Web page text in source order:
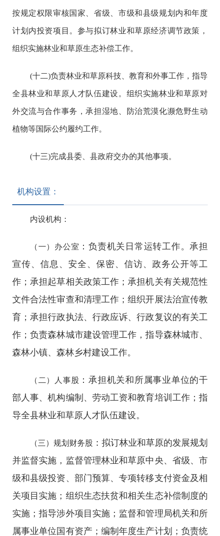
按规定权限审核国家、省级、市级和县级规划内和年度
计划内投资项目。参与拟订林业和草原经济调节政策，
组织实施林业和草原生态补偿工作。
(十二)负责林业和草原科技、教育和外事工作，指导
全县林业和草原人才队伍建设。组织实施林业和草原对
外交流与合作事务，承担湿地、防治荒漠化濒危野生动
植物等国际公约履约工作。
(十三)完成县委、县政府交办的其他事项。
机构设置：
内设机构：
（一）办公室 ：负责机关日常运转工作。承担
宣传、信息、安全、保密、信访、政务公开等工
作；承担起草相关政策工作；承担机关有关规范性
文件合法性审查和清理工作；组织开展法治宣传教
育；承担行政执法、行政应诉、行政复议的有关工
作；负责森林城市建设管理工作，指导森林城市、
森林小镇、森林乡村建设工作。
（二）人事股 ：承担机关和所属事业单位的干
部人事、机构编制、劳动工资和教育培训工作；指
导全县林业和草原人才队伍建设。
（三）规划财务股 ：拟订林业和草原的发展规划
并监督实施，监督管理林业和草原中央、省级、市
级和县级投资、部门预算、专项转移支付资金及相
关项目实施；组织生态扶贫和相关生态补偿制度的
实施；指导涉外项目实施；监督和管理局机关和所
属事业单位国有资产；编制年度生产计划；负责统